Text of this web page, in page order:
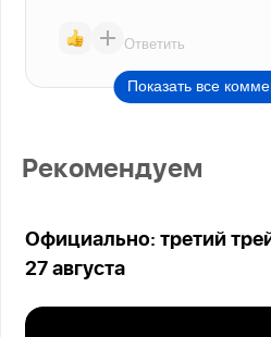
Ответить
Показать все
Рекомендуем
Официально: третий
27 августа